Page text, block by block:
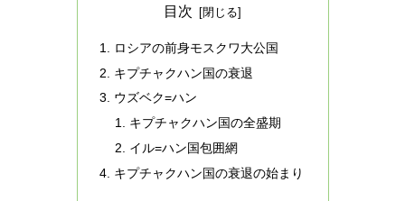
目次
ロシアの前身モスクワ大公国
キプチャクハン国の衰退
ウズベク=ハン
キプチャクハン国の全盛期
イル=ハン国包囲網
キプチャクハン国の衰退の始まり